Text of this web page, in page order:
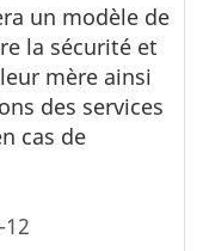
un modèle de
la sécurité et
mère ainsi
des services
cas de